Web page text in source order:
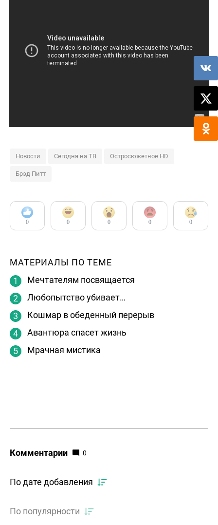
Новости Сегодня на ТВ Остросюжетное HD
Брэд Питт
0 0 0 0 0
МАТЕРИАЛЫ ПО ТЕМЕ
Мечтателям посвящается
Любопытство убивает…
Кошмар в обеденный перерыв
Авантюра спасет жизнь
Мрачная мистика
Комментарии 0
По дате добавления
По популярности